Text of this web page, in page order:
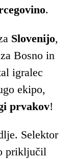
.
Slovenijo,
Bosno in
igralec
ekipo,
prvakov!
Selektor
priključil